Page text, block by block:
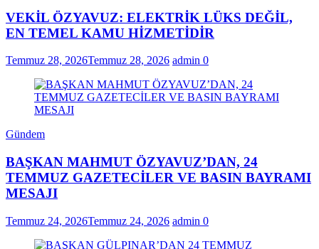
VEKİL ÖZYAVUZ: ELEKTRİK LÜKS DEĞİL,
EN TEMEL KAMU HİZMETİDİR
Temmuz 28, 2026Temmuz 28, 2026 admin 0
Gündem
BAŞKAN MAHMUT ÖZYAVUZ’DAN, 24
TEMMUZ GAZETECİLER VE BASIN BAYRAMI
MESAJI
Temmuz 24, 2026Temmuz 24, 2026 admin 0